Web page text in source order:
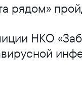
рядом»
НКО